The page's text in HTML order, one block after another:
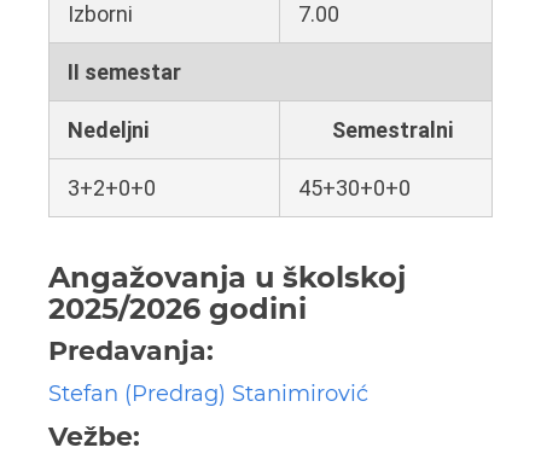
Izborni 7.00
II semestar
Nedeljni Semestralni
3+2+0+0 45+30+0+0
Angažovanja u školskoj
2025/2026 godini
Predavanja:
Stefan (Predrag) Stanimirović
Vežbe: